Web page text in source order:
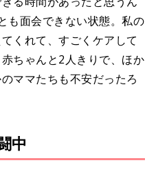
も面会できない状態。私の
くれて、すごくケアして
ちゃんと2人きりで、ほか
ママたちも不安だったろ
中